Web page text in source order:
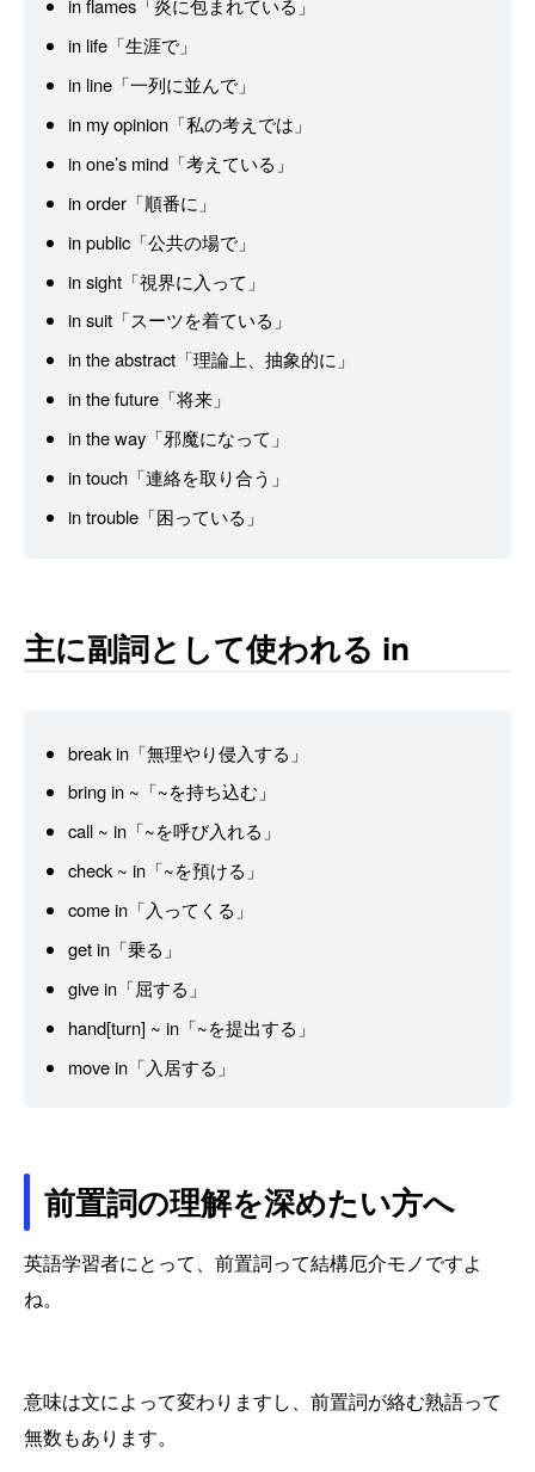
in flames「炎に包まれている」
in life「生涯で」
in line「一列に並んで」
in my opinion「私の考えでは」
in one’s mind「考えている」
in order「順番に」
in public「公共の場で」
in sight「視界に入って」
in suit「スーツを着ている」
in the abstract「理論上、抽象的に」
in the future「将来」
in the way「邪魔になって」
in touch「連絡を取り合う」
in trouble「困っている」
主に副詞として使われる in
break in「無理やり侵入する」
bring in ~「~を持ち込む」
call ~ in「~を呼び入れる」
check ~ in「~を預ける」
come in「入ってくる」
get in「乗る」
give in「屈する」
hand[turn] ~ in「~を提出する」
move in「入居する」
前置詞の理解を深めたい方へ
英語学習者にとって、前置詞って結構厄介モノですよ
ね。
意味は文によって変わりますし、前置詞が絡む熟語って
無数もあります。